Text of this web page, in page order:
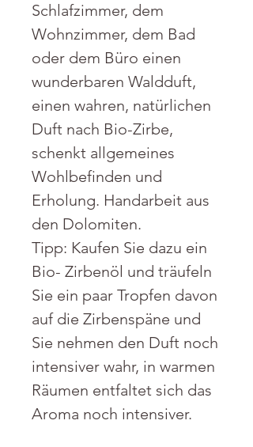
Schlafzimmer, dem
Wohnzimmer, dem Bad
oder dem Büro einen
wunderbaren Waldduft,
einen wahren, natürlichen
Duft nach Bio-Zirbe,
schenkt allgemeines
Wohlbefinden und
Erholung. Handarbeit aus
den Dolomiten.
Tipp: Kaufen Sie dazu ein
Bio- Zirbenöl und träufeln
Sie ein paar Tropfen davon
auf die Zirbenspäne und
Sie nehmen den Duft noch
intensiver wahr, in warmen
Räumen entfaltet sich das
Aroma noch intensiver.